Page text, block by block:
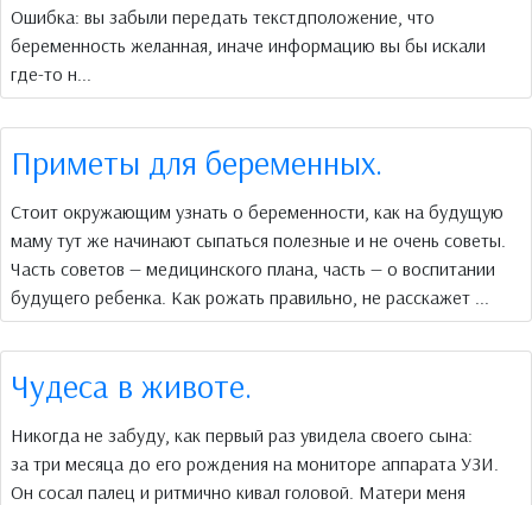
Ошибка: вы забыли передать текстдположение, что
беременность желанная, иначе информацию вы бы искали
где-то н...
Приметы для беременных.
Стоит окружающим узнать о беременности, как на будущую
маму тут же начинают сыпаться полезные и не очень советы.
Часть советов — медицинского плана, часть — о воспитании
будущего ребенка. Как рожать правильно, не расскажет ...
Чудеса в животе.
Никогда не забуду, как первый раз увидела своего сына:
за три месяца до его рождения на мониторе аппарата УЗИ.
Он сосал палец и ритмично кивал головой. Матери меня